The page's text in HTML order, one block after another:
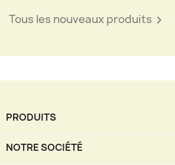
Tous les nouveaux produits 
PRODUITS
NOTRE SOCIÉTÉ